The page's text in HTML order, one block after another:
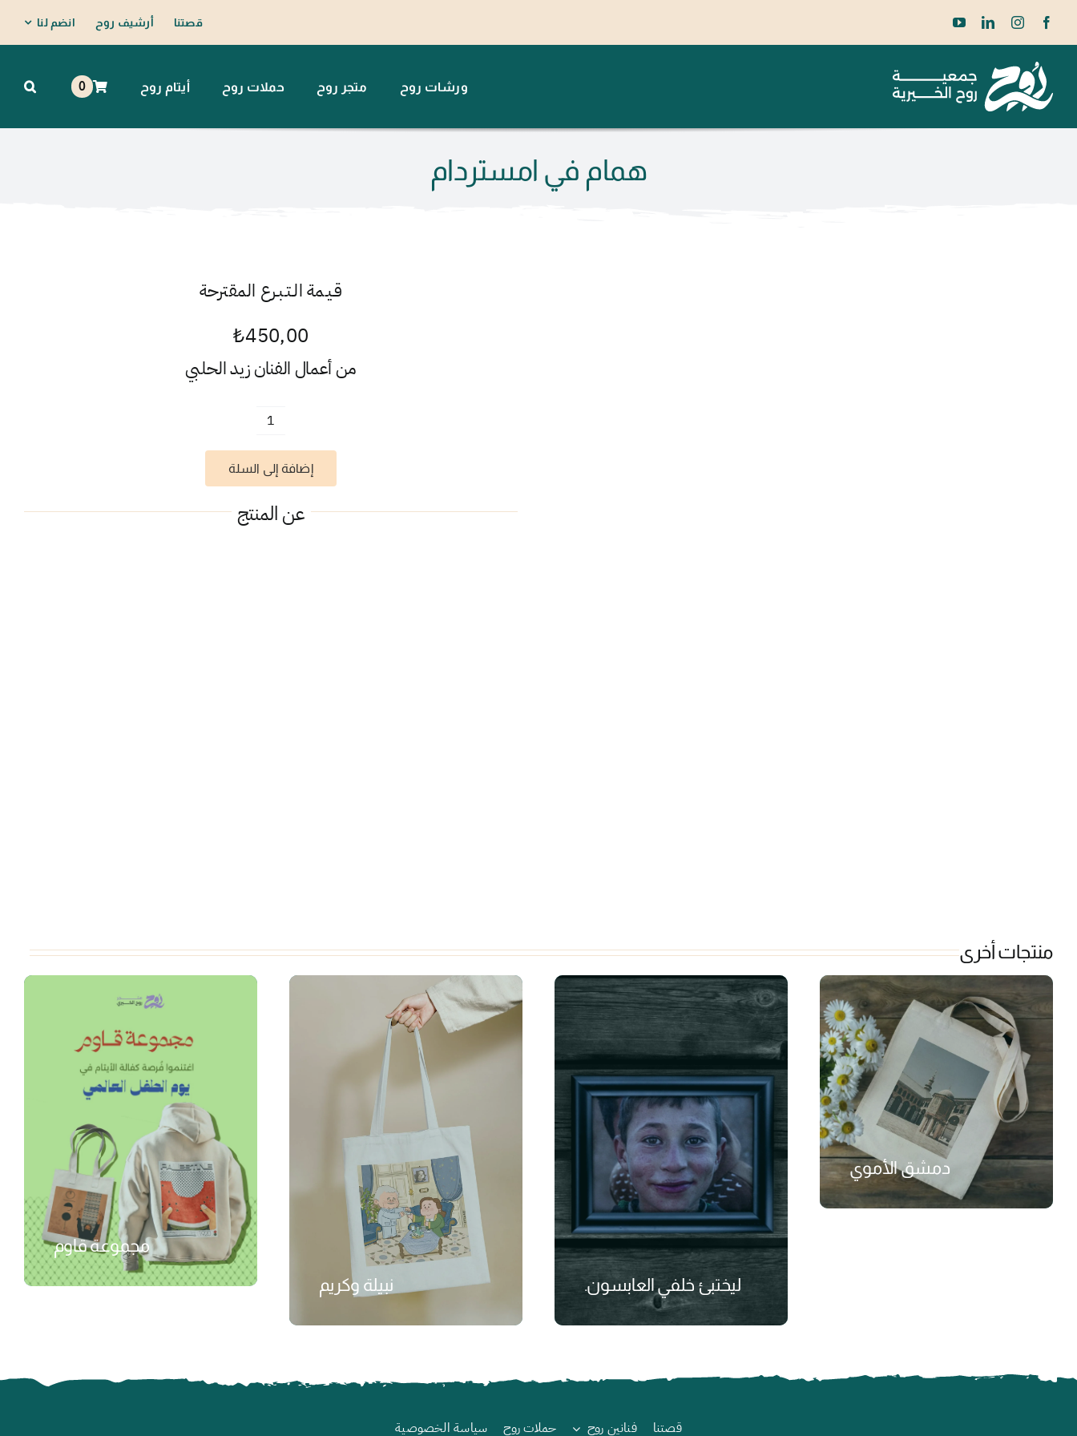
قصتنا أرشيف روح انضم لنا
ورشات روح متجر روح حملات روح أيتام روح 0
همام في امستردام
قـيـمة الـتـبـرع المقترحة
₺450,00
من أعمال الفنانزيد الحلبي
كمية
همام
في
إضافة إلى السلة
عن المنتج
منتجات أخرى
دمشق الأموي
₺
ليختبئ خلفي العابسون.
₺
نبيلة وكريم
₺
مجموعة قاوم
₺
قصتنا فنانين روح حملات روح سياسة الخصوصية